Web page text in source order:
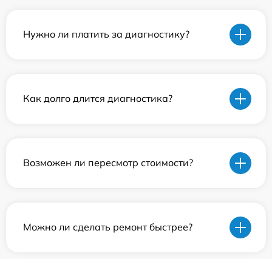
Нужно ли платить за диагностику?
Как долго длится диагностика?
Возможен ли пересмотр стоимости?
Можно ли сделать ремонт быстрее?